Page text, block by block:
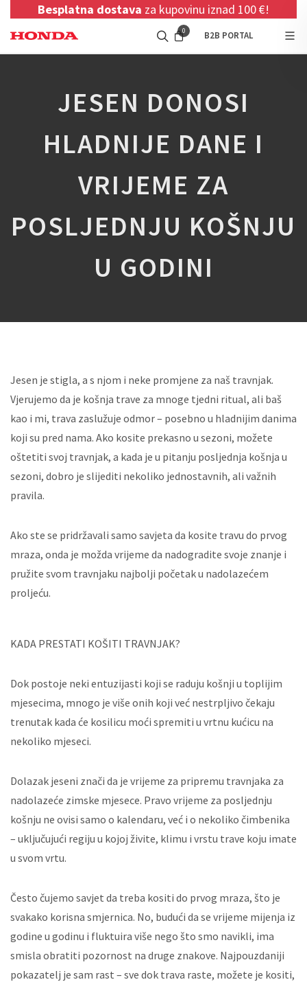
Besplatna dostava za kupovinu iznad 100 €!
0 B2B PORTAL
JESEN DONOSI
HLADNIJE DANE I
VRIJEME ZA
POSLJEDNJU KOŠNJU
U GODINI
Jesen je stigla, a s njom i neke promjene za naš travnjak.
Vjerujemo da je košnja trave za mnoge tjedni ritual, ali baš
kao i mi, trava zaslužuje odmor – posebno u hladnijim danima
koji su pred nama. Ako kosite prekasno u sezoni, možete
oštetiti svoj travnjak, a kada je u pitanju posljednja košnja u
sezoni, dobro je slijediti nekoliko jednostavnih, ali važnih
pravila.
Ako ste se pridržavali samo savjeta da kosite travu do prvog
mraza, onda je možda vrijeme da nadogradite svoje znanje i
pružite svom travnjaku najbolji početak u nadolazećem
proljeću.
KADA PRESTATI KOŠITI TRAVNJAK?
Dok postoje neki entuzijasti koji se raduju košnji u toplijim
mjesecima, mnogo je više onih koji već nestrpljivo čekaju
trenutak kada će kosilicu moći spremiti u vrtnu kućicu na
nekoliko mjeseci.
Dolazak jeseni znači da je vrijeme za pripremu travnjaka za
nadolazeće zimske mjesece. Pravo vrijeme za posljednju
košnju ne ovisi samo o kalendaru, već i o nekoliko čimbenika
– uključujući regiju u kojoj živite, klimu i vrstu trave koju imate
u svom vrtu.
Često čujemo savjet da treba kositi do prvog mraza, što je
svakako korisna smjernica. No, budući da se vrijeme mijenja iz
godine u godinu i fluktuira više nego što smo navikli, ima
smisla obratiti pozornost na druge znakove. Najpouzdaniji
pokazatelj je sam rast – sve dok trava raste, možete je kositi,